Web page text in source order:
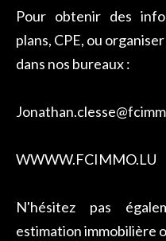
Pour obtenir des
plans, CPE, ou
dans nos bureaux :
WWWW.FCIMMO.LU
N'hésitez pas
estimation immobilière